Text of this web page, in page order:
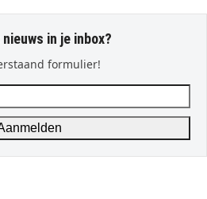
in je inbox?
formulier!